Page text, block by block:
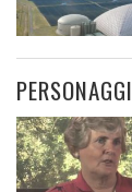
PERSONAGGI